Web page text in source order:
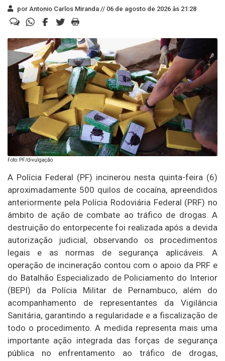
por Antonio Carlos Miranda // 06 de agosto de 2026 às 21:28
Foto: PF/divulgação
A Polícia Federal (PF) incinerou nesta quinta-feira (6)
aproximadamente 500 quilos de cocaína, apreendidos
anteriormente pela Polícia Rodoviária Federal (PRF) no
âmbito de ação de combate ao tráfico de drogas. A
destruição do entorpecente foi realizada após a devida
autorização judicial, observando os procedimentos
legais e as normas de segurança aplicáveis. A
operação de incineração contou com o apoio da PRF e
do Batalhão Especializado de Policiamento do Interior
(BEPI) da Polícia Militar de Pernambuco, além do
acompanhamento de representantes da Vigilância
Sanitária, garantindo a regularidade e a fiscalização de
todo o procedimento. A medida representa mais uma
importante ação integrada das forças de segurança
pública no enfrentamento ao tráfico de drogas,